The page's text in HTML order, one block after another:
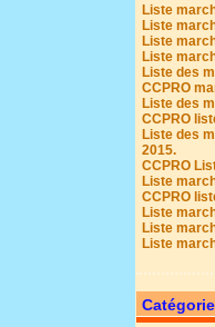
Liste
Liste
Liste
Liste
Liste des
CCPRO
Liste des
CCPRO
Liste des
2015.
CCPRO
Liste
CCPRO
Liste
Liste
Liste